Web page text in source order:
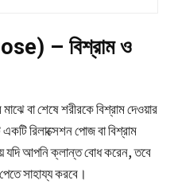
– বিশ্রাম ও
বা শেষে শরীরকে বিশ্রাম দেওয়ার
রিলাক্সেশন পোজ বা বিশ্রাম
যদি আপনি ক্লান্ত বোধ করেন, তবে
সাহায্য করবে।